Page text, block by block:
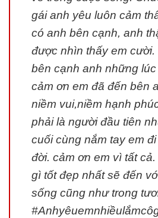
gái anh yêu luôn cảm
có anh bên cạnh, anh
được nhìn thấy em cười.
bên cạnh anh những lúc
cảm ơn em đã đến bên
niềm vui,niềm hạnh
phải là người đầu tiên
cuối cùng nắm tay em
đời. cảm ơn em vì tất
gì tốt đẹp nhất sẽ đến
sống cũng như trong